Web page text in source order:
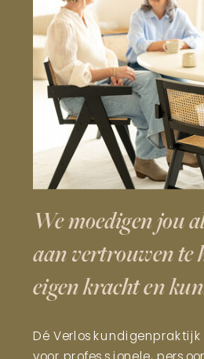
Dé
We moedigen jou
aan vertrouwen te
eigen kracht en